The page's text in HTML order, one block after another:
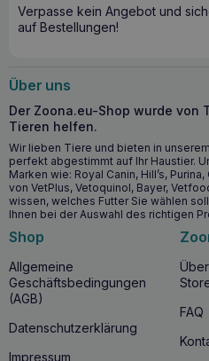
Verpasse kein Angebot und
auf Bestellungen!
Über uns
Der Zoona.eu-Shop wurde von
Tieren helfen.
Wir lieben Tiere und bieten in
perfekt abgestimmt auf Ihr Haustier.
Marken wie: Royal Canin, Hill’s,
von VetPlus, Vetoquinol, Bayer,
wissen, welches Futter Sie wählen
Ihnen bei der Auswahl des richtigen
Shop
Allgemeine
Geschäftsbedingungen
(AGB)
Datenschutzerklärung
Impressum
FAQ